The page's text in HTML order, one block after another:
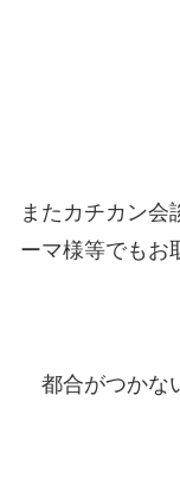
またカチカン会
ーマ様等でもお
都合がつかな